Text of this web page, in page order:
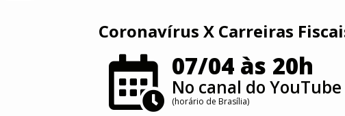
Coronavírus X Carreiras
07/04 às 20h
No canal do YouTube
(horário de Brasília)